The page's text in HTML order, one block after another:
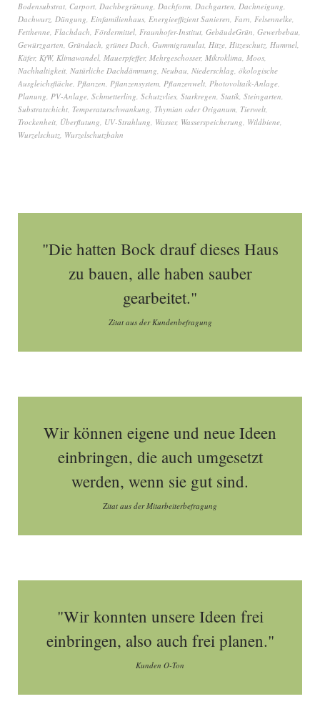
Bodensubstrat, Carport, Dachbegrünung, Dachform, Dachgarten, Dachneigung,
Dachwurz, Düngung, Einfamilienhaus, Energieeffizient Sanieren, Farn, Felsennelke,
Fetthenne, Flachdach, Fördermittel, Fraunhofer-Institut, GebäudeGrün, Gewerbebau,
Gewürzgarten, Gründach, grünes Dach, Gummigranulat, Hitze, Hitzeschutz, Hummel,
Käfer, KfW, Klimawandel, Mauerpfeffer, Mehrgeschosser, Mikroklima, Moos,
Nachhaltigkeit, Natürliche Dachdämmung, Neubau, Niederschlag, ökologische
Ausgleichsfläche, Pflanzen, Pflanzensystem, Pflanzenwelt, Photovoltaik-Anlage,
Planung, PV-Anlage, Schmetterling, Schutzvlies, Starkregen, Statik, Steingarten,
Substratschicht, Temperaturschwankung, Thymian oder Origanum, Tierwelt,
Trockenheit, Überflutung, UV-Strahlung, Wasser, Wasserspeicherung, Wildbiene,
Wurzelschutz, Wurzelschutzbahn
"Die hatten Bock drauf dieses Haus
zu bauen, alle haben sauber
gearbeitet."
Zitat aus der Kundenbefragung
Wir können eigene und neue Ideen
einbringen, die auch umgesetzt
werden, wenn sie gut sind.
Zitat aus der Mitarbeiterbefragung
"Wir konnten unsere Ideen frei
einbringen, also auch frei planen."
Kunden O-Ton